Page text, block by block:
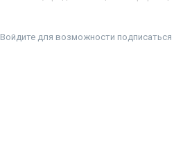
Войдите для возможности подписаться